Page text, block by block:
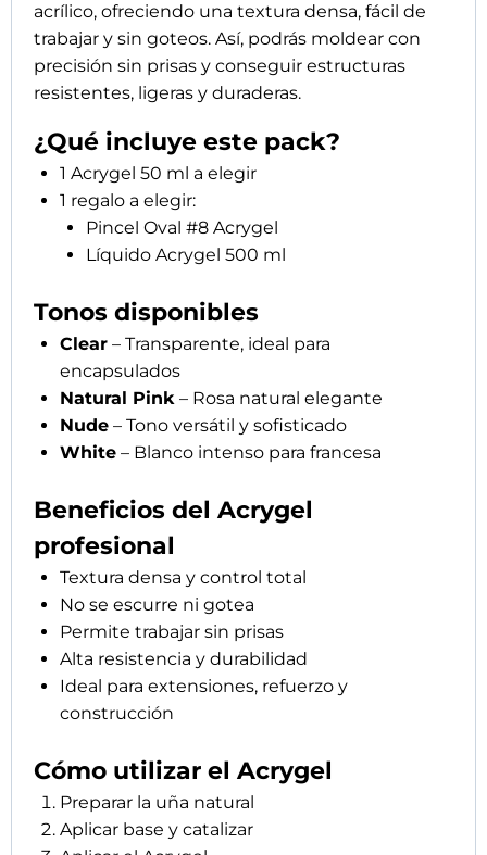
acrílico, ofreciendo una textura densa, fácil de
trabajar y sin goteos. Así, podrás moldear con
precisión sin prisas y conseguir estructuras
resistentes, ligeras y duraderas.
¿Qué incluye este pack?
1 Acrygel 50 ml a elegir
1 regalo a elegir:
Pincel Oval #8 Acrygel
Líquido Acrygel 500 ml
Tonos disponibles
Clear – Transparente, ideal para
encapsulados
Natural Pink – Rosa natural elegante
Nude – Tono versátil y sofisticado
White – Blanco intenso para francesa
Beneficios del Acrygel
profesional
Textura densa y control total
No se escurre ni gotea
Permite trabajar sin prisas
Alta resistencia y durabilidad
Ideal para extensiones, refuerzo y
construcción
Cómo utilizar el Acrygel
Preparar la uña natural
Aplicar base y catalizar
descuento
Acepto el tratamiento de mis datos. SIMAU SL
tratará tus datos con la finalidad de mantenerte
informada acerca de noticias, promociones y
novedades sobre musanailspain.com. Más
información en nuestra Política de privacidad *